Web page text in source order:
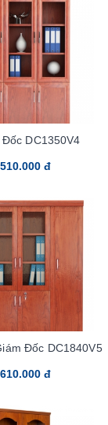
DC1350V4
đ
Đốc DC1840V5
đ